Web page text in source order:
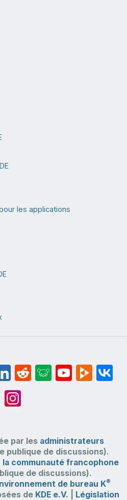
les applications
par les administrateurs
publique de discussions).
la communauté francophone
de discussions).
de bureau K®
de KDE e.V. Législation